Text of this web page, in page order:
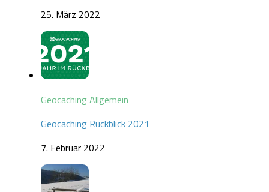
25. März 2022
Geocaching Allgemein
Geocaching Rückblick 2021
7. Februar 2022